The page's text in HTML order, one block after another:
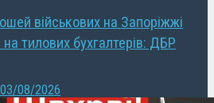
військових на Запоріжжі
тилових бухгалтерів: ДБР
03/08/2026